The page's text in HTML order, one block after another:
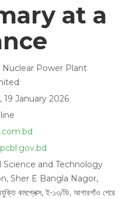
at a
Nuclear Power Plant
19 January 2026
Science and Technology
Sher E Bangla Nagor,
কমপ্লেক্স, ই-১৩/ডি, আগারগাঁও শেরে